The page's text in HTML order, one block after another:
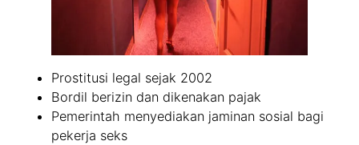
Prostitusi legal sejak 2002
Bordil berizin dan dikenakan pajak
Pemerintah menyediakan jaminan sosial bagi
pekerja seks